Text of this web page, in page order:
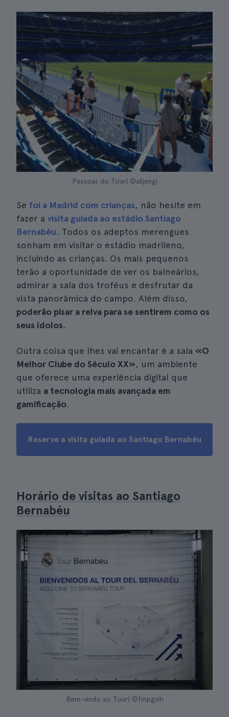
Pessoas do Tour| ©alljengi
Se foi a Madrid com crianças, não hesite em
fazer a visita guiada ao estádio Santiago
Bernabéu. Todos os adeptos merengues
sonham em visitar o estádio madrileno,
incluindo as crianças. Os mais pequenos
terão a oportunidade de ver os balneários,
admirar a sala dos troféus e desfrutar da
vista panorâmica do campo. Além disso,
poderão pisar a relva para se sentirem como os
seus ídolos.
Outra coisa que lhes vai encantar é a sala «O
Melhor Clube do Século XX», um ambiente
que oferece uma experiência digital que
utiliza a tecnologia mais avançada em
gamificação.
Reserve a visita guiada ao Santiago Bernabéu
Horário de visitas ao Santiago
Bernabéu
Bem-vindo ao Tour| ©fmpgoh